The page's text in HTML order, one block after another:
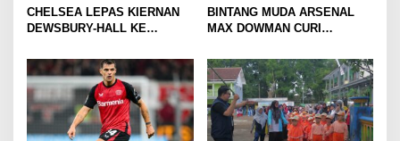
CHELSEA LEPAS KIERNAN
DEWSBURY-HALL KE
SANG GELANDANG DIMULAI
BINTANG MUDA ARSENAL
MAX DOWMAN CURI
PRAMUSIM ASIA